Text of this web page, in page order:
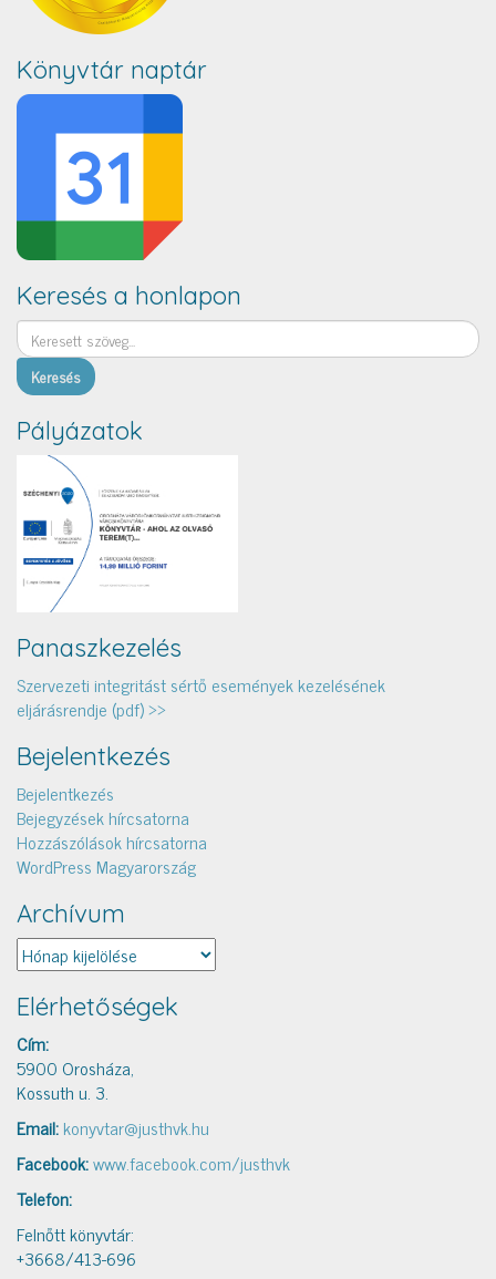
Könyvtár naptár
Keresés a honlapon
Keresés
Pályázatok
Panaszkezelés
Szervezeti integritást sértő események kezelésének
eljárásrendje (pdf) >>
Bejelentkezés
Bejelentkezés
Bejegyzések hírcsatorna
Hozzászólások hírcsatorna
WordPress Magyarország
Archívum
Archívum
Elérhetőségek
Cím:
5900 Orosháza,
Kossuth u. 3.
Email:konyvtar@justhvk.hu
Facebook:www.facebook.com/justhvk
Telefon:
Felnőtt könyvtár:
+3668/413-696